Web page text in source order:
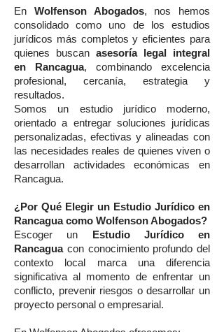
En Wolfenson Abogados, nos hemos
consolidado como uno de los estudios
jurídicos más completos y eficientes para
quienes buscan asesoría legal integral
en Rancagua, combinando excelencia
profesional, cercanía, estrategia y
resultados.
Somos un estudio jurídico moderno,
orientado a entregar soluciones jurídicas
personalizadas, efectivas y alineadas con
las necesidades reales de quienes viven o
desarrollan actividades económicas en
Rancagua.
¿Por Qué Elegir un Estudio Jurídico en
Rancagua como Wolfenson Abogados?
Escoger un
Estudio Jurídico en
Rancaguacon conocimiento profundo del
contexto local marca una diferencia
significativa al momento de enfrentar un
conflicto, prevenir riesgos o desarrollar un
proyecto personal o empresarial.